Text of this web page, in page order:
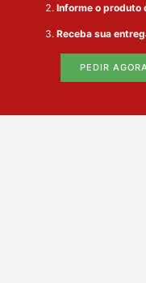
Informe o produto
Receba sua
PEDIR